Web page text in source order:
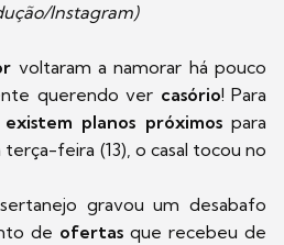
Instagram)
voltaram a namorar há pouco
querendo ver casório! Para
existem planos próximospara
terça-feira (13), o casal tocou no
gravou um desabafo
de ofertas que recebeu de